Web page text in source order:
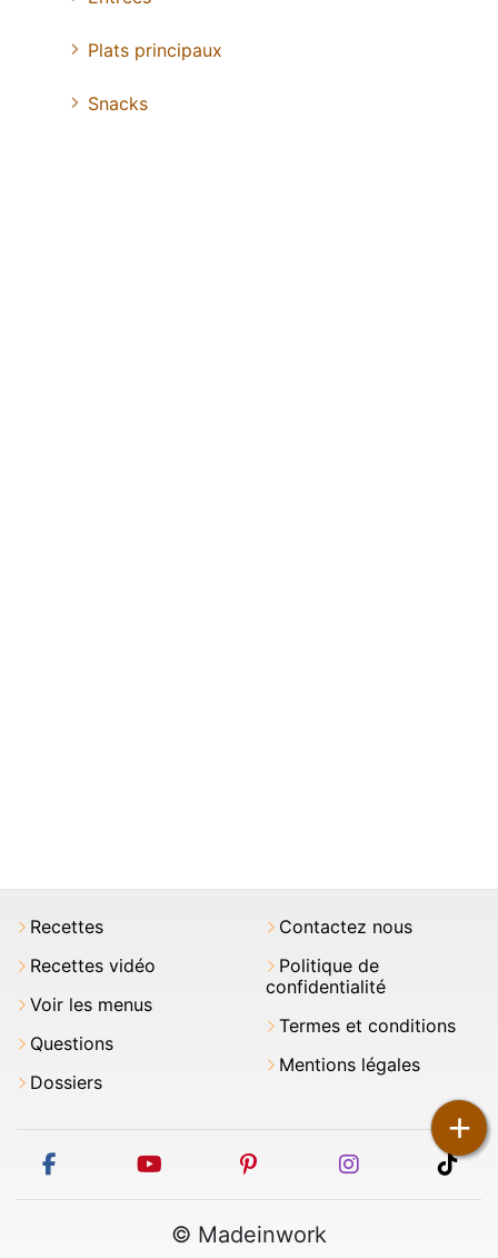
+
Plats principaux
Snacks
Recettes
Recettes vidéo
Voir les menus
Questions
Dossiers
Contactez nous
Politique de
confidentialité
Termes et conditions
Mentions légales
facebook youtube pinterest instagram
© Madeinwork